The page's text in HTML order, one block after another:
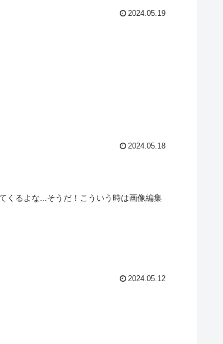
2024.05.19
2024.05.18
くるよな...そうだ！こういう時は画像編集
2024.05.12